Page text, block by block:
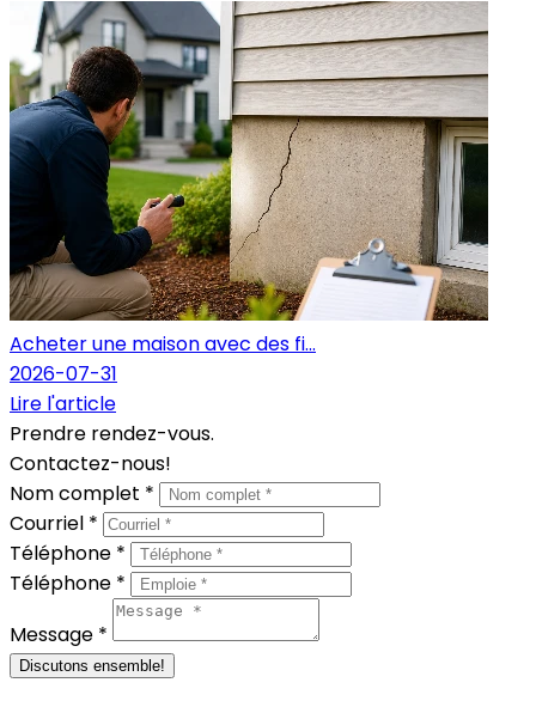
Acheter une maison avec des fi...
2026-07-31
Lire l'article
Prendre rendez-vous.
Contactez-nous!
Nom complet *
Courriel *
Téléphone *
Téléphone *
Message *
Discutons ensemble!